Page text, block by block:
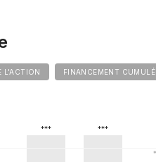
L'ACTION FINANCEMENT CUMULÉ